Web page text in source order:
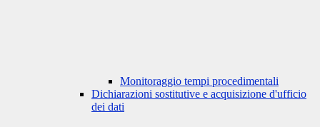
Monitoraggio tempi procedimentali
Dichiarazioni sostitutive e acquisizione d'ufficio
dei dati